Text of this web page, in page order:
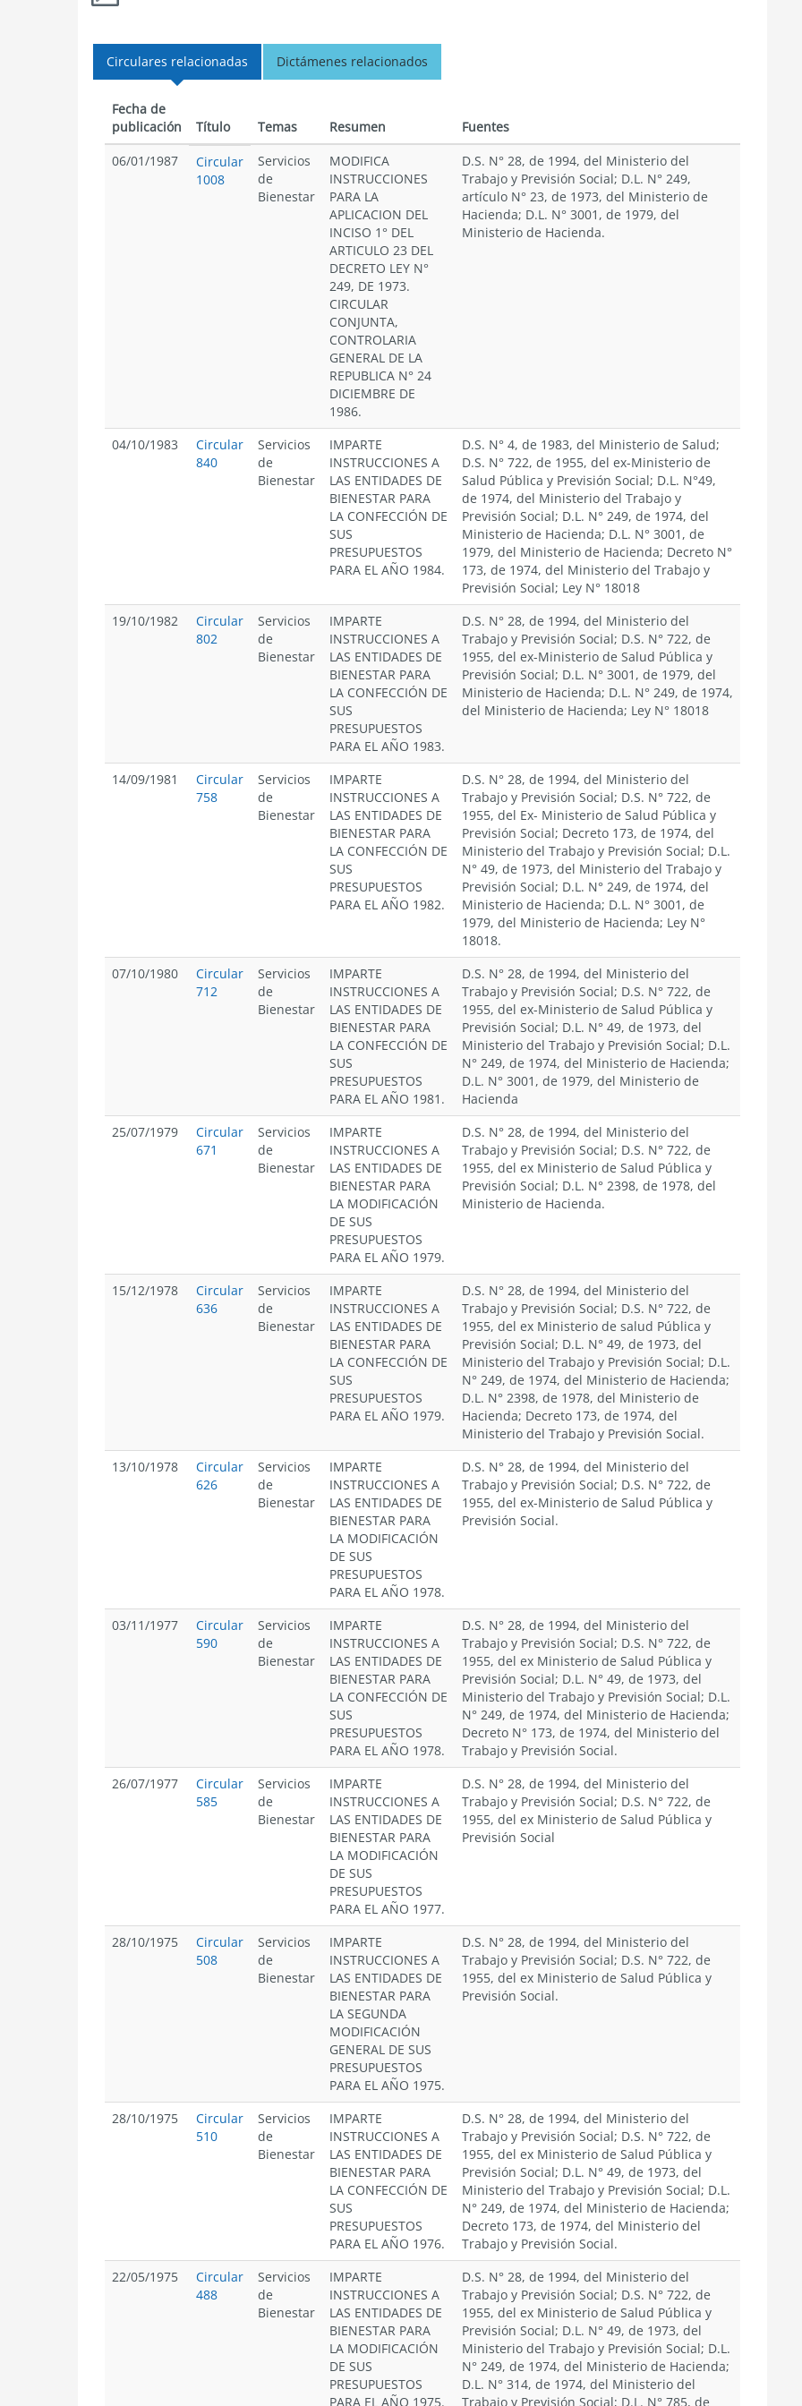
Circulares relacionadas Dictámenes relacionados
Fecha de
publicación
Título Temas Resumen
Fuentes
06/01/1987
Circular
1008
Servicios
de
Bienestar
MODIFICA
INSTRUCCIONES
PARA LA
APLICACION DEL
INCISO 1° DEL
ARTICULO 23 DEL
DECRETO LEY N°
249, DE 1973.
CIRCULAR
CONJUNTA,
CONTROLARIA
GENERAL DE LA
REPUBLICA N° 24
DICIEMBRE DE
1986.
D.S. N° 28, de 1994, del Ministerio del
Trabajo y Previsión Social; D.L. N° 249,
artículo N° 23, de 1973, del Ministerio de
Hacienda; D.L. N° 3001, de 1979, del
Ministerio de Hacienda.
04/10/1983
Circular
840
Servicios
de
Bienestar
IMPARTE
INSTRUCCIONES A
LAS ENTIDADES DE
BIENESTAR PARA
LA CONFECCIÓN DE
SUS
PRESUPUESTOS
PARA EL AÑO 1984.
D.S. N° 4, de 1983, del Ministerio de Salud;
D.S. N° 722, de 1955, del ex-Ministerio de
Salud Pública y Previsión Social; D.L. N°49,
de 1974, del Ministerio del Trabajo y
Previsión Social; D.L. N° 249, de 1974, del
Ministerio de Hacienda; D.L. N° 3001, de
1979, del Ministerio de Hacienda; Decreto N°
173, de 1974, del Ministerio del Trabajo y
Previsión Social; Ley N° 18018
19/10/1982
Circular
802
Servicios
de
Bienestar
IMPARTE
INSTRUCCIONES A
LAS ENTIDADES DE
BIENESTAR PARA
LA CONFECCIÓN DE
SUS
PRESUPUESTOS
PARA EL AÑO 1983.
D.S. N° 28, de 1994, del Ministerio del
Trabajo y Previsión Social; D.S. N° 722, de
1955, del ex-Ministerio de Salud Pública y
Previsión Social; D.L. N° 3001, de 1979, del
Ministerio de Hacienda; D.L. N° 249, de 1974,
del Ministerio de Hacienda; Ley N° 18018
14/09/1981
Circular
758
Servicios
de
Bienestar
IMPARTE
INSTRUCCIONES A
LAS ENTIDADES DE
BIENESTAR PARA
LA CONFECCIÓN DE
SUS
PRESUPUESTOS
PARA EL AÑO 1982.
D.S. N° 28, de 1994, del Ministerio del
Trabajo y Previsión Social; D.S. N° 722, de
1955, del Ex- Ministerio de Salud Pública y
Previsión Social; Decreto 173, de 1974, del
Ministerio del Trabajo y Previsión Social; D.L.
N° 49, de 1973, del Ministerio del Trabajo y
Previsión Social; D.L. N° 249, de 1974, del
Ministerio de Hacienda; D.L. N° 3001, de
1979, del Ministerio de Hacienda; Ley N°
18018.
07/10/1980
Circular
712
Servicios
de
Bienestar
IMPARTE
INSTRUCCIONES A
LAS ENTIDADES DE
BIENESTAR PARA
LA CONFECCIÓN DE
SUS
PRESUPUESTOS
PARA EL AÑO 1981.
D.S. N° 28, de 1994, del Ministerio del
Trabajo y Previsión Social; D.S. N° 722, de
1955, del ex-Ministerio de Salud Pública y
Previsión Social; D.L. N° 49, de 1973, del
Ministerio del Trabajo y Previsión Social; D.L.
N° 249, de 1974, del Ministerio de Hacienda;
D.L. N° 3001, de 1979, del Ministerio de
Hacienda
25/07/1979
Circular
671
Servicios
de
Bienestar
IMPARTE
INSTRUCCIONES A
LAS ENTIDADES DE
BIENESTAR PARA
LA MODIFICACIÓN
DE SUS
PRESUPUESTOS
PARA EL AÑO 1979.
D.S. N° 28, de 1994, del Ministerio del
Trabajo y Previsión Social; D.S. N° 722, de
1955, del ex Ministerio de Salud Pública y
Previsión Social; D.L. N° 2398, de 1978, del
Ministerio de Hacienda.
15/12/1978
Circular
636
Servicios
de
Bienestar
IMPARTE
INSTRUCCIONES A
LAS ENTIDADES DE
BIENESTAR PARA
LA CONFECCIÓN DE
SUS
PRESUPUESTOS
PARA EL AÑO 1979.
D.S. N° 28, de 1994, del Ministerio del
Trabajo y Previsión Social; D.S. N° 722, de
1955, del ex Ministerio de salud Pública y
Previsión Social; D.L. N° 49, de 1973, del
Ministerio del Trabajo y Previsión Social; D.L.
N° 249, de 1974, del Ministerio de Hacienda;
D.L. N° 2398, de 1978, del Ministerio de
Hacienda; Decreto 173, de 1974, del
Ministerio del Trabajo y Previsión Social.
13/10/1978
Circular
626
Servicios
de
Bienestar
IMPARTE
INSTRUCCIONES A
LAS ENTIDADES DE
BIENESTAR PARA
LA MODIFICACIÓN
DE SUS
PRESUPUESTOS
PARA EL AÑO 1978.
D.S. N° 28, de 1994, del Ministerio del
Trabajo y Previsión Social; D.S. N° 722, de
1955, del ex-Ministerio de Salud Pública y
Previsión Social.
03/11/1977
Circular
590
Servicios
de
Bienestar
IMPARTE
INSTRUCCIONES A
LAS ENTIDADES DE
BIENESTAR PARA
LA CONFECCIÓN DE
SUS
PRESUPUESTOS
PARA EL AÑO 1978.
D.S. N° 28, de 1994, del Ministerio del
Trabajo y Previsión Social; D.S. N° 722, de
1955, del ex Ministerio de Salud Pública y
Previsión Social; D.L. N° 49, de 1973, del
Ministerio del Trabajo y Previsión Social; D.L.
N° 249, de 1974, del Ministerio de Hacienda;
Decreto N° 173, de 1974, del Ministerio del
Trabajo y Previsión Social.
26/07/1977
Circular
585
Servicios
de
Bienestar
IMPARTE
INSTRUCCIONES A
LAS ENTIDADES DE
BIENESTAR PARA
LA MODIFICACIÓN
DE SUS
PRESUPUESTOS
PARA EL AÑO 1977.
D.S. N° 28, de 1994, del Ministerio del
Trabajo y Previsión Social; D.S. N° 722, de
1955, del ex Ministerio de Salud Pública y
Previsión Social
28/10/1975
Circular
508
Servicios
de
Bienestar
IMPARTE
INSTRUCCIONES A
LAS ENTIDADES DE
BIENESTAR PARA
LA SEGUNDA
MODIFICACIÓN
GENERAL DE SUS
PRESUPUESTOS
PARA EL AÑO 1975.
D.S. N° 28, de 1994, del Ministerio del
Trabajo y Previsión Social; D.S. N° 722, de
1955, del ex Ministerio de Salud Pública y
Previsión Social.
28/10/1975
Circular
510
Servicios
de
Bienestar
IMPARTE
INSTRUCCIONES A
LAS ENTIDADES DE
BIENESTAR PARA
LA CONFECCIÓN DE
SUS
PRESUPUESTOS
PARA EL AÑO 1976.
D.S. N° 28, de 1994, del Ministerio del
Trabajo y Previsión Social; D.S. N° 722, de
1955, del ex Ministerio de Salud Pública y
Previsión Social; D.L. N° 49, de 1973, del
Ministerio del Trabajo y Previsión Social; D.L.
N° 249, de 1974, del Ministerio de Hacienda;
Decreto 173, de 1974, del Ministerio del
Trabajo y Previsión Social.
22/05/1975
Circular
488
Servicios
de
Bienestar
IMPARTE
INSTRUCCIONES A
LAS ENTIDADES DE
BIENESTAR PARA
LA MODIFICACIÓN
DE SUS
PRESUPUESTOS
PARA EL AÑO 1975.
D.S. N° 28, de 1994, del Ministerio del
Trabajo y Previsión Social; D.S. N° 722, de
1955, del ex Ministerio de Salud Pública y
Previsión Social; D.L. N° 49, de 1973, del
Ministerio del Trabajo y Previsión Social; D.L.
N° 249, de 1974, del Ministerio de Hacienda;
D.L. N° 314, de 1974, del Ministerio del
Trabajo y Previsión Social; D.L. N° 785, de